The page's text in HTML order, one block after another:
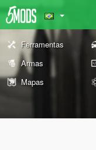
Ferramentas
Armas
Mapas